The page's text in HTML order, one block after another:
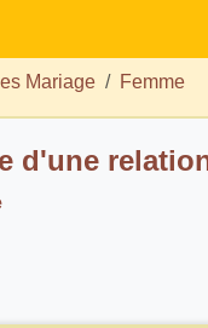
Mariage Femme
d'une